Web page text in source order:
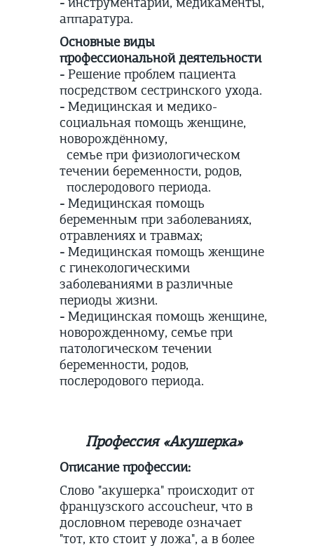
аппаратура.
Основные виды
профессиональной деятельности
- Решение проблем пациента
посредством сестринского ухода.
- Медицинская и медико-
социальная помощь женщине,
новорождённому,
семье при физиологическом
течении беременности, родов,
послеродового периода.
- Медицинская помощь
беременным при заболеваниях,
отравлениях и травмах;
- Медицинская помощь женщине
с гинекологическими
заболеваниями в различные
периоды жизни.
- Медицинская помощь женщине,
новорожденному, семье при
патологическом течении
беременности, родов,
послеродового периода.
Профессия «Акушерка»
Описание профессии:
Слово "акушерка" происходит от
французского accoucheur, что в
дословном переводе означает
"тот, кто стоит у ложа", а в более